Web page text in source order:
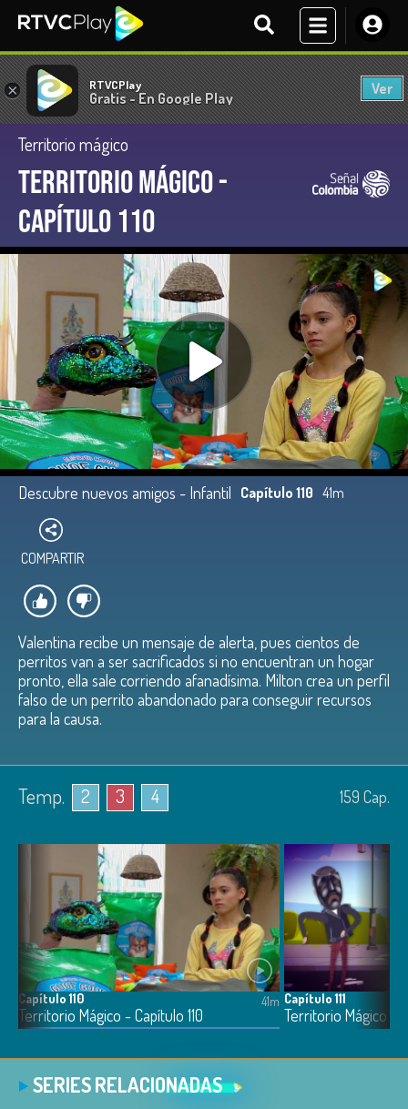
× RTVCPlay
Gratis - En Google Play
Ver
Territorio mágico
Territorio Mágico -
Capítulo 110
Descubre nuevos amigos - Infantil Capítulo 110 41m
COMPARTIR
Valentina recibe un mensaje de alerta, pues cientos de
perritos van a ser sacrificados si no encuentran un hogar
pronto, ella sale corriendo afanadísima. Milton crea un perfil
falso de un perrito abandonado para conseguir recursos
para la causa.
Temp. 2 3 4 159 Cap.
Capítulo 110
Territorio Mágico - Capítulo 110
41m Capítulo 111
Territorio Mágico -
SERIES RELACIONADAS